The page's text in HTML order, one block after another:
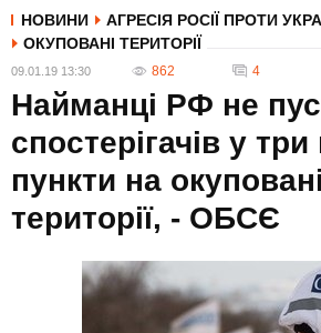
НОВИНИ
АГРЕСІЯ РОСІЇ ПРОТИ
ОКУПОВАНІ ТЕРИТОРІЇ
09.01.19 13:30 862 4
Найманці РФ не
спостерігачів у три
пункти на
території, - ОБСЄ